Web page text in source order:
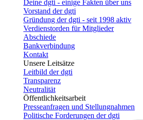
Deine dgti - einige Fakten über uns
Vorstand der dgti
Gründung der dgti - seit 1998 aktiv
Verdienstorden für Mitglieder
Abschiede
Bankverbindung
Kontakt
Unsere Leitsätze
Leitbild der dgti
Transparenz
Neutralität
Öffentlichkeitsarbeit
Presseanfragen und Stellungnahmen
Politische Forderungen der dgti